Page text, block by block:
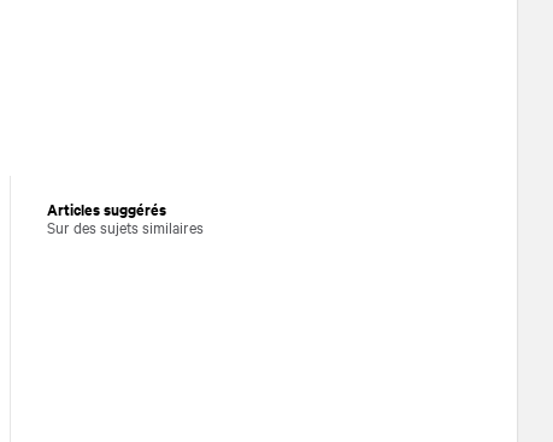
Articles suggérés
Sur des sujets similaires